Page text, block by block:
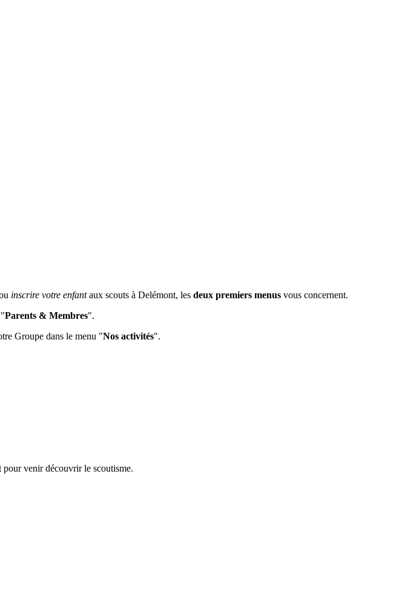
inscrire votre enfantaux scouts à Delémont, les deux premiers menus vous concernent.
Parents & Membres".
Groupe dans le menu "Nos activités".
pour venir découvrir le scoutisme.